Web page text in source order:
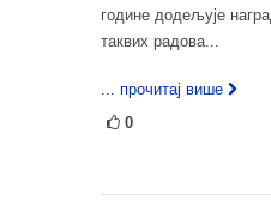
године додељује
таквих радова...
... прочитај више
0